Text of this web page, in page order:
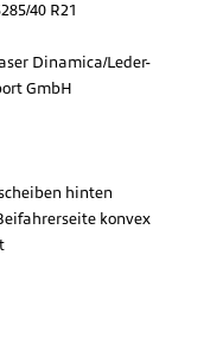
40 R21
Dinamica/Leder-
GmbH
hinten
konvex